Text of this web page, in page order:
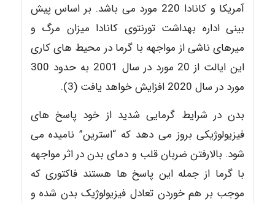
آمریکا و کانادا 220 مورد می باشد. بر اساس پیش
بینی اداره بهداشت تورنتوی کانادا میزان مرگ و
میرهای ناشی از مواجهه با گرما در محیط های کاری
این ایالت از 20 مورد در سال 2001 به حدود 300
مورد در سال 2020 افزایش خواهد یافت (3).
بدن در شرایط گرمایی شدید از خود پاسخ های
فیزیولوژیکی بروز می دهد که “استرین” نامیده می
شود. بالارفتن ضربان قلب و دمای بدن در اثر مواجهه
با گرما از جمله این پاسخ ها هستند فاکتوری که
موجب بر هم خوردن تعادل فیزیولوژیک بدن شده و